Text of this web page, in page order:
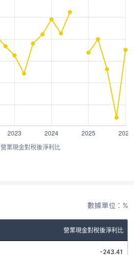
營業現金對稅後淨利比
數據單位：%
營業現金對稅後淨利比
-243.41